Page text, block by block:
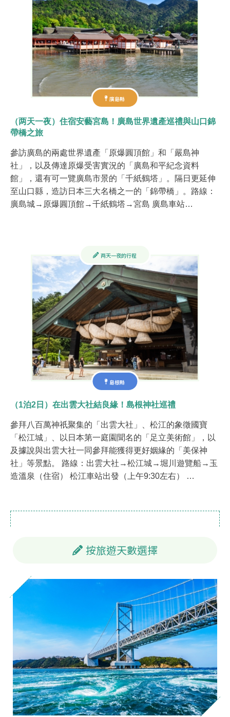
廣島縣
（两天一夜）住宿安藝宮島！廣島世界遺產巡禮與山口錦
帶橋之旅
參訪廣島的兩處世界遺產「原爆圓頂館」和「嚴島神
社」，以及傳達原爆受害實況的「廣島和平紀念資料
館」，還有可一覽廣島市景的「千紙鶴塔」。隔日更延伸
至山口縣，造訪日本三大名橋之一的「錦帶橋」。 ​ 路線：
廣島城→原爆圓頂館→千紙鶴塔→宮島 廣島車站…
島根縣
两天一夜的行程
（1泊2日）在出雲大社結良緣！島根神社巡禮
參拜八百萬神祇聚集的「出雲大社」、松江的象徵國寶
「松江城」、以日本第一庭園聞名的「足立美術館」，以
及據說與出雲大社一同參拜能獲得更好姻緣的「美保神
社」等景點。 路線：出雲大社→松江城→堀川遊覽船→玉
造溫泉（住宿） 松江車站出發（上午9:30左右） …
按旅遊天數選擇